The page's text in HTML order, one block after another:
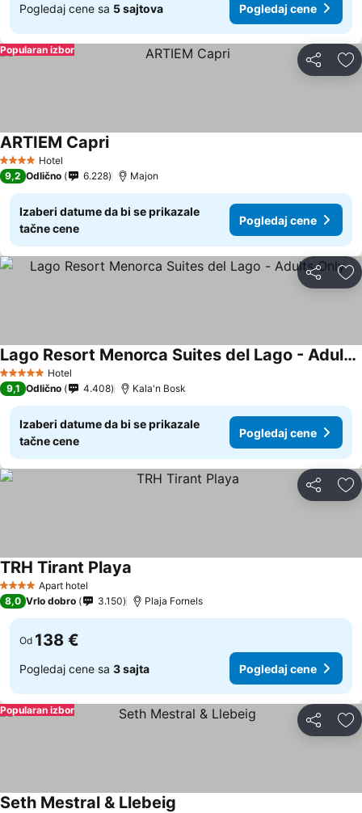
Pogledaj cene sa 5 sajtova Pogledaj cene
Deli
Popularan izbor
4 ZvezdiceHotel
ARTIEM Capri
9,2 Odlično 6.228 Majon
Izaberi datume da bi se prikazale
tačne cene
Pogledaj cene
Deli
5 ZvezdiceHotel
Lago Resort Menorca Suites del Lago - Adults Only
9,1 Odlično 4.408 Kala'n Bosk
Izaberi datume da bi se prikazale
tačne cene
Pogledaj cene
Deli
4 ZvezdiceApart hotel
TRH Tirant Playa
8,0 Vrlo dobro 3.150 Plaja Fornels
Od 138 €
Pogledaj cene sa 3 sajta Pogledaj cene
Deli
Popularan izbor
Seth Mestral & Llebeig